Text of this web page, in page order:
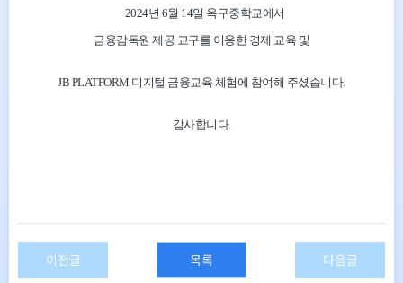
2024년 6월 14일 옥구중학교에서
금융감독원 제공 교구를 이용한 경제 교육 및
JB PLATFORM 디지털 금융교육 체험에 참여해 주셨습니다.
감사합니다.
이전글 다음글
목록